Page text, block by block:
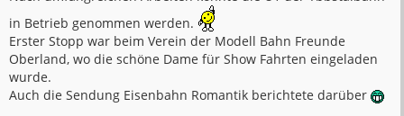
in Betrieb genommen werden.
Erster Stopp war beim Verein der Modell Bahn Freunde
Oberland, wo die schöne Dame für Show Fahrten eingeladen
wurde.
Auch die Sendung Eisenbahn Romantik berichtete darüber